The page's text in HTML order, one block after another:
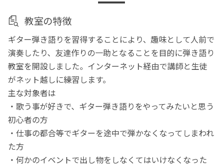
教室の特徴
ギター弾き語りを習得することにより、趣味として人前で
演奏したり、友達作りの一助となることを目的に弾き語り
教室を開設しました。インターネット経由で講師と生徒
がネット越しに練習します。
主な対象者は
・歌う事が好きで、ギター弾き語りをやってみたいと思う
初心者の方
・仕事の都合等でギターを途中で弾かなくなってしまわれ
た方
・何かのイベントで出し物をしなくてはいけなくなった